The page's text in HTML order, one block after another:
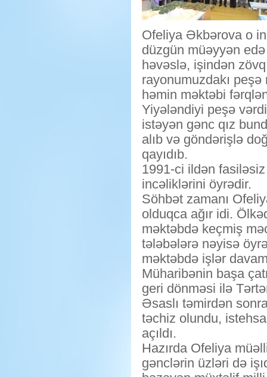
Ofeliya Əkbərova o
düzgün müəyyən
həvəslə, işindən
rayonumuzdakı
həmin məktəbi
Yiyələndiyi peşə
istəyən gənc qız
alıb və göndərişlə
qayıdıb.
1991-ci ildən
incəliklərini öyrədir.
Söhbət zamanı
olduqca ağır idi.
məktəbdə keçmiş
tələbələrə nəyisə
məktəbdə işlər
Müharibənin başa
geri dönməsi ilə
Əsaslı təmirdən
təchiz olundu,
açıldı.
Hazırda Ofeliya
gənclərin üzləri də